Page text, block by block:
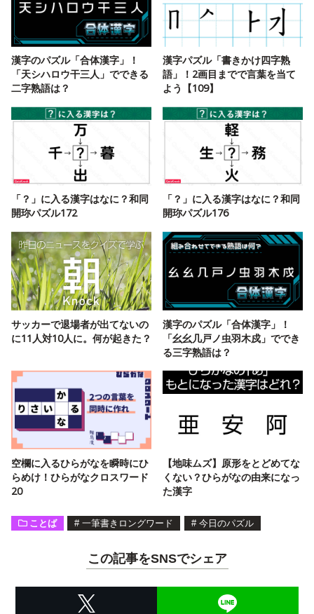
漢字のパズル「合体漢字」！
「天シハロウ干三人」でできる
二字熟語は？
漢字パズル「書きかけ四字熟
語」！2画目までで言葉を当て
よう【109】
「？」に入る漢字はなに？和同
開珎パズル172
「？」に入る漢字はなに？和同
開珎パズル176
サッカーで退場者が出てないの
に11人対10人に。何が起きた？
漢字のパズル「合体漢字」！
「幺幺几戸ノ虫羽木戍」ででき
る三字熟語は？
空欄に入るひらがなを瞬時にひ
らめけ！ひらがなクロスワード
20
【地味ムズ】原形をとどめてな
くない？ひらがなの由来になっ
た漢字
ことば # 一筆書きロングワード # 今日のパズル
この記事をSNSでシェア